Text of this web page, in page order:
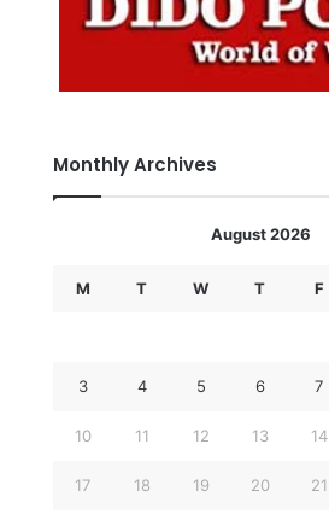
Monthly Archives
August 2026
M T W T F
3 4 5 6 7
10 11 12 13 14
17 18 19 20 21